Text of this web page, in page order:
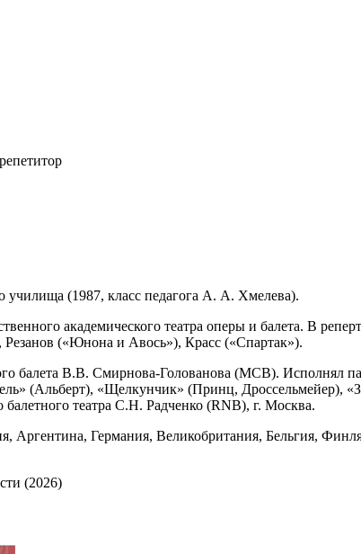
училища (1987, класс педагога А. А. Хмелева).
академического театра оперы и балета. В
(«Юнона и Авось»), Красс («Спартак»).
балета В.В. Смирнова-Голованова (MCB). Исполнял
(Альберт), «Щелкунчик» (Принц,
балетного театра С.Н. Радченко (RNB), г. Москва.
Аргентина, Германия, Великобритания, Бельгия,
(2026)